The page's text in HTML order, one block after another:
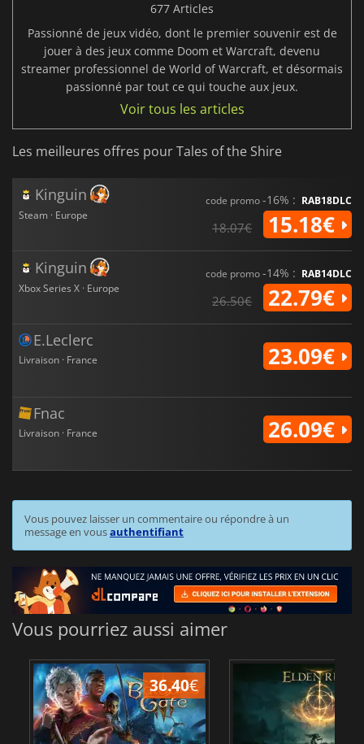
677 Articles
Passionné de jeux vidéo, dont le premier souvenir est de
jouer à des jeux comme Doom et Warcraft, devenu
streamer professionnel de World of Warcraft, et désormais
passionné par tout ce qui touche aux jeux.
Voir tous les articles
Les meilleures offres pour Tales of the Shire
Kinguin
Steam · Europe
code promo-16% : RAB18DLC
18.07€ 15.18€
Kinguin
Xbox Series X · Europe
code promo-14% : RAB14DLC
26.50€ 22.79€
E.Leclerc
Livraison · France 23.09€
Fnac
Livraison · France 26.09€
Vous pouvez laisser un commentaire ou répondre à un
message en vousauthentifiant
Vous pourriez aussi aimer
36.40€